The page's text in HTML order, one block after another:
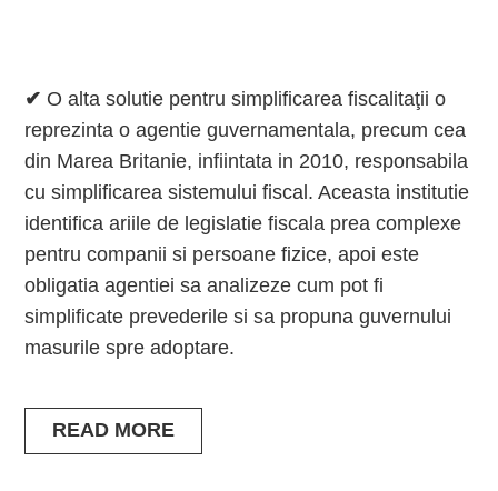
✔ O alta solutie pentru simplificarea fiscalitaţii o
reprezinta o agentie guvernamentala, precum cea
din Marea Britanie, infiintata in 2010, responsabila
cu simplificarea sistemului fiscal. Aceasta institutie
identifica ariile de legislatie fiscala prea complexe
pentru companii si persoane fizice, apoi este
obligatia agentiei sa analizeze cum pot fi
simplificate prevederile si sa propuna guvernului
masurile spre adoptare.
READ MORE